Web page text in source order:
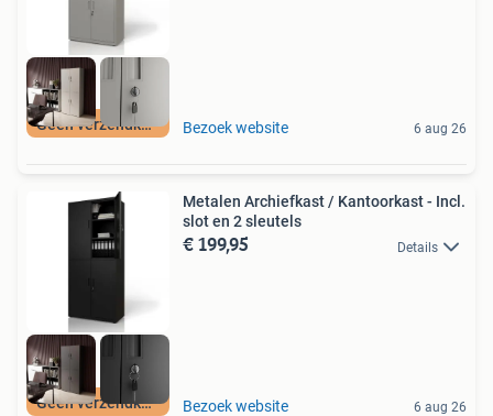
Geen verzendkosten Bezoek website 6 aug 26
Geen verzendkosten
Metalen Archiefkast / Kantoorkast - Incl.
slot en 2 sleutels
€ 199,95 Details
Bezoek website 6 aug 26